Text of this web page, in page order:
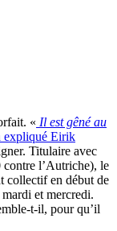
« Il est gêné au
expliqué Eirik
Titulaire avec
contre l’Autriche), le
collectif en début de
et mercredi.
t-il, pour qu’il